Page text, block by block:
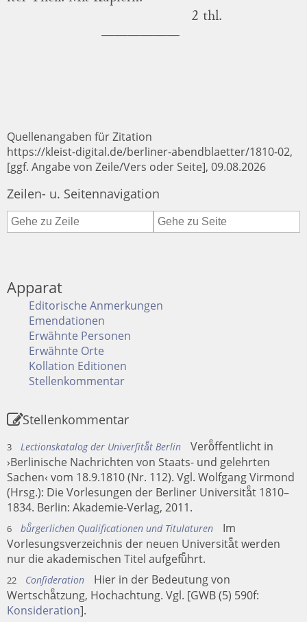
2 thl.
Quellenangaben für Zitation
https://kleist-digital.de/berliner-abendblaetter/1810-02,
[ggf. Angabe von Zeile/Vers oder Seite], 09.08.2026
Zeilen- u. Seitennavigation
Apparat
Editorische Anmerkungen
Emendationen
Erwähnte Personen
Erwähnte Orte
Kollation Editionen
Stellenkommentar
Stellenkommentar
3 Lectionskatalog der Univerſitaͤt Berlin
Veroͤffentlicht in
›Berlinische Nachrichten von Staats- und gelehrten
Sachen‹ vom 18.9.1810 (Nr. 112). Vgl. Wolfgang Virmond
(Hrsg.): Die Vorlesungen der Berliner Universitaͤt 1810–
1834. Berlin: Akademie-Verlag, 2011.
6 buͤrgerlichen Qualificationen und Titulaturen
Im
Vorlesungsverzeichnis der neuen Universitaͤt werden
nur die akademischen Titel aufgefuͤhrt.
22 Conſideration
Hier in der Bedeutung von
Wertschaͤtzung, Hochachtung. Vgl. [GWB (5) 590f:
Konsideration].